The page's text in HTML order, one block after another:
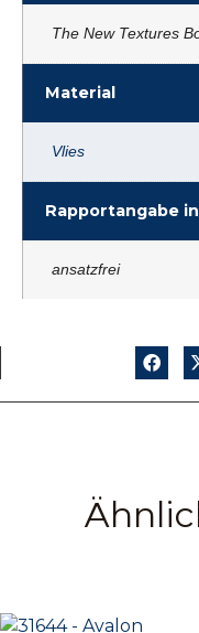
The New Textures
Material
Vlies
Rapportangabe
ansatzfrei